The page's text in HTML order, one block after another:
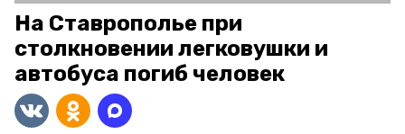
На Ставрополье при
столкновении легковушки и
автобуса погиб человек